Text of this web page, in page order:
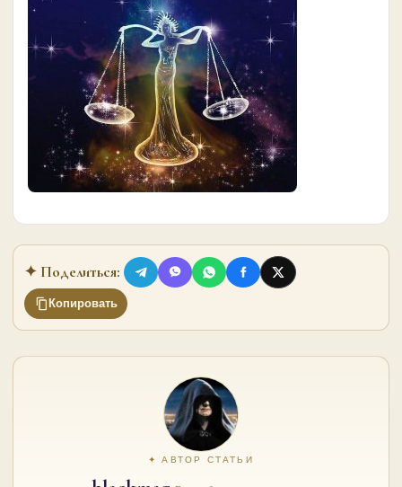
✦ Поделиться:
Копировать
✦ АВТОР СТАТЬИ